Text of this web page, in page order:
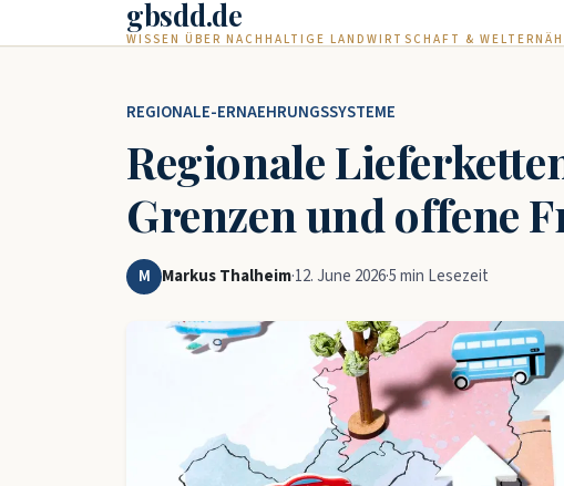
Zum Hauptinhalt springen
gbsdd.de
WISSEN ÜBER NACHHALTIGE LANDWIRTSCHAFT &
REGIONALE-ERNAEHRUNGSSYSTEME
Regionale
Grenzen und offene
M Markus Thalheim·12. June 2026·5 min Lesezeit